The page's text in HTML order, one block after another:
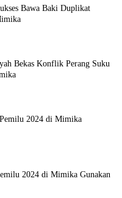
Bawa Baki Duplikat
Bekas Konflik Perang Suku
2024 di Mimika
2024 di Mimika Gunakan